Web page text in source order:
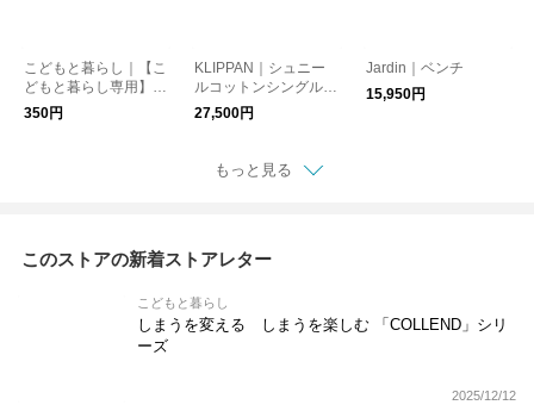
こどもと暮らし｜【こ
どもと暮らし専用】お
まかせラッピング
350円
KLIPPAN｜シュニー
ルコットンシングルブ
ランケット キャンデ
ィー 140cm×200cm
27,500円
Jardin｜ベンチ
15,950円
もっと見る
このストアの新着ストアレター
こどもと暮らし
しまうを変える しまうを楽しむ 「COLLEND」シリ
ーズ
2025/12/12